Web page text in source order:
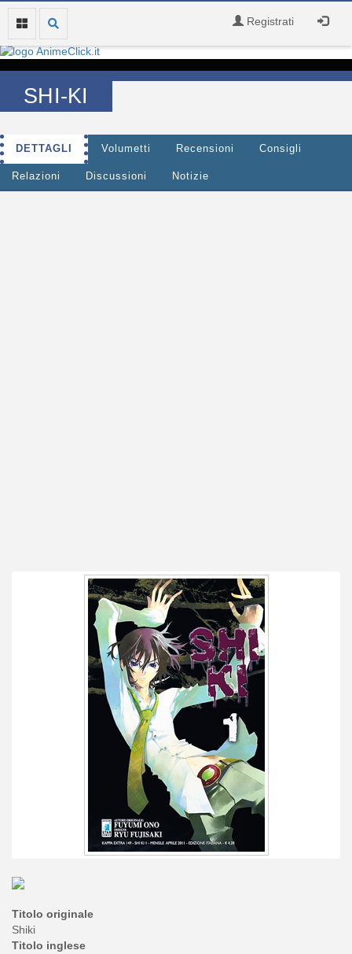
Registrati
SHI-KI
DETTAGLI Volumetti Recensioni Consigli
Relazioni Discussioni Notizie
Titolo originale
Shiki
Titolo inglese